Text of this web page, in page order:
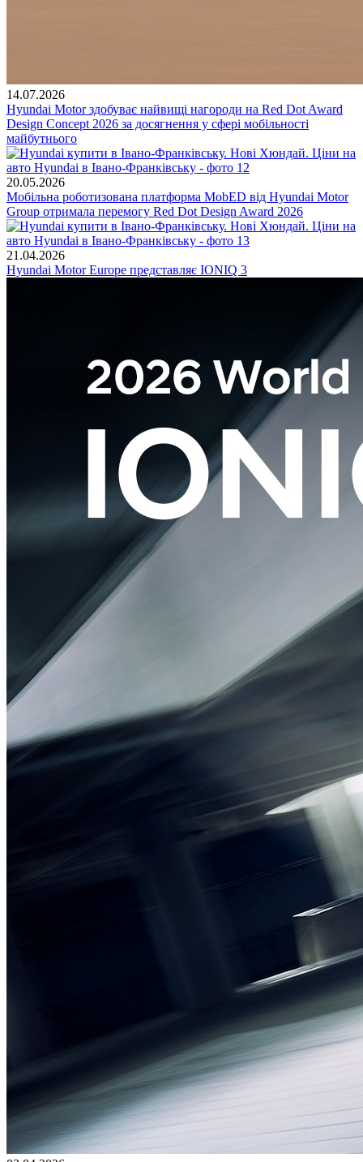
14.07.2026
Hyundai Motor здобуває найвищі нагороди на Red Dot Award
Design Concept 2026 за досягнення у сфері мобільності
майбутнього
20.05.2026
Мобільна роботизована платформа MobED від Hyundai Motor
Group отримала перемогу Red Dot Design Award 2026
21.04.2026
Hyundai Motor Europe представляє IONIQ 3